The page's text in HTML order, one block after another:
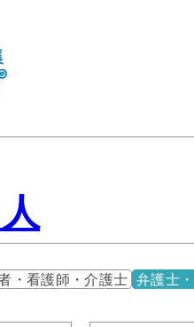
・看護師・介護士 弁護士